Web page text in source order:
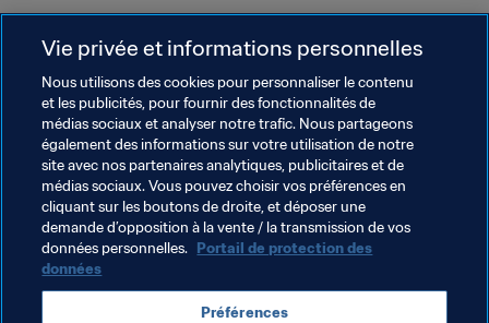
Développement durable
Droits de l'homme et lutte contre
la discrimination
Santé et médical
Initiatives en matière de
formation
Vie privée et informations personnelles
Nous utilisons des cookies pour personnaliser le contenu
et les publicités, pour fournir des fonctionnalités de
médias sociaux et analyser notre trafic. Nous partageons
également des informations sur votre utilisation de notre
site avec nos partenaires analytiques, publicitaires et de
médias sociaux. Vous pouvez choisir vos préférences en
cliquant sur les boutons de droite, et déposer une
demande d’opposition à la vente / la transmission de vos
données personnelles. Portail de protection des
données
Préférences